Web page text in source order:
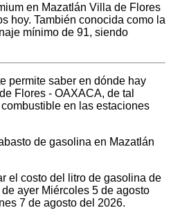
en Mazatlán Villa de Flores
hoy. También conocida como la
mínimo de 91, siendo
permite saber en dónde hay
Flores - OAXACA, de tal
en las estaciones
de gasolina en Mazatlán
el costo del litro de gasolina de
ayer Miércoles 5 de agosto
7 de agosto del 2026.